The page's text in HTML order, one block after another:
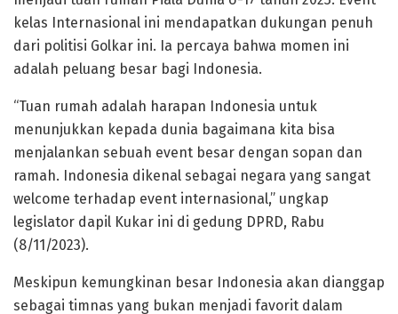
kelas Internasional ini mendapatkan dukungan penuh
dari politisi Golkar ini. Ia percaya bahwa momen ini
adalah peluang besar bagi Indonesia.
“Tuan rumah adalah harapan Indonesia untuk
menunjukkan kepada dunia bagaimana kita bisa
menjalankan sebuah event besar dengan sopan dan
ramah. Indonesia dikenal sebagai negara yang sangat
welcome terhadap event internasional,” ungkap
legislator dapil Kukar ini di gedung DPRD, Rabu
(8/11/2023).
Meskipun kemungkinan besar Indonesia akan dianggap
sebagai timnas yang bukan menjadi favorit dalam